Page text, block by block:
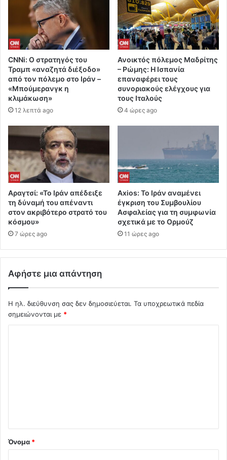
CNNi: Ο στρατηγός του
Τραμπ «αναζητά διέξοδο»
από τον πόλεμο στο Ιράν –
«Μπούμερανγκ η
κλιμάκωση»
12 λεπτά ago
Ανοικτός πόλεμος Μαδρίτης
– Ρώμης: Η Ισπανία
επαναφέρει τους
συνοριακούς ελέγχους για
τους Ιταλούς
4 ώρες ago
Αραγτσί: «Το Ιράν απέδειξε
τη δύναμή του απέναντι
στον ακριβότερο στρατό του
κόσμου»
7 ώρες ago
Axios: Το Ιράν αναμένει
έγκριση του Συμβουλίου
Ασφαλείας για τη συμφωνία
σχετικά με το Ορμούζ
11 ώρες ago
Αφήστε μια απάντηση
Η ηλ. διεύθυνση σας δεν δημοσιεύεται. Τα υποχρεωτικά πεδία
σημειώνονται με *
Όνομα *